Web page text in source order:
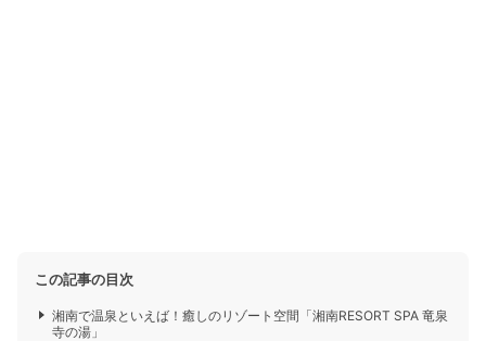
この記事の目次
湘南で温泉といえば！癒しのリゾート空間「湘南RESORT SPA 竜泉
寺の湯」